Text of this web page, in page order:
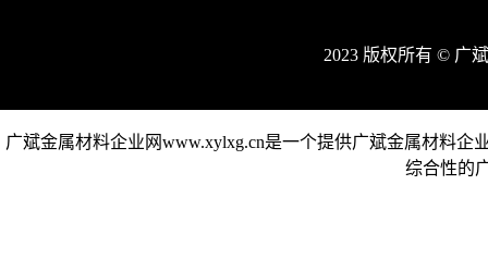
2023 版权所有 © 广
广斌金属材料企业网www.xylxg.cn是一个提供广斌金属材料
综合性的